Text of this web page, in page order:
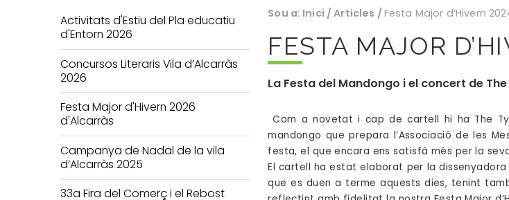
Activitats d'Estiu del Pla educatiu
d'Entorn 2026
Concursos Literaris Vila d’Alcarràs
2026
Festa Major d'Hivern 2026
d'Alcarràs
Campanya de Nadal de la vila
d’Alcarràs 2025
33a Fira del Comerç i el Rebost
Sou a: Inici /Articles / Festa Major d’Hivern
FESTA MAJOR
La Festa del Mandongo i el concert de
Com a novetat i cap de cartell hi ha The
mandongo que prepara l’Associació de les
festa, el que encara ens satisfà més per la
El cartell ha estat elaborat per la
que es duen a terme aquests dies, tenint